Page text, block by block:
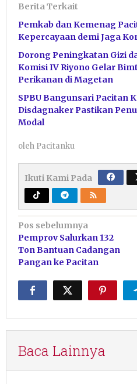
Berita Terkait
Pemkab dan Kemenag
Kepercayaan demi Jaga
Dorong Peningkatan Gizi
Komisi IV Riyono Gelar
Perikanan di Magetan
SPBU Bangunsari Pacitan
Disdagnaker Pastikan
Modal
oleh Pacitanku
Ikuti Kami Pada
Navigasi
pos
Pos sebelumnya
Pemprov Salurkan 132
Ton Bantuan Cadangan
Pangan ke Pacitan
Baca Lainnya